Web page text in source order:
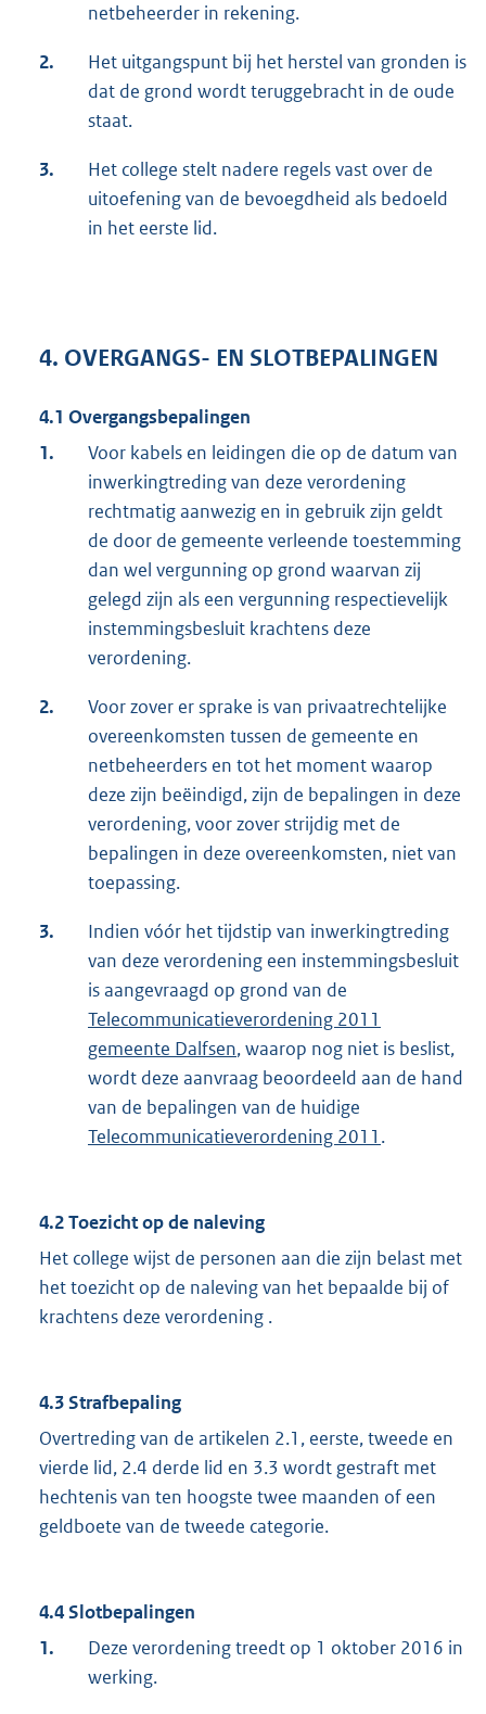
netbeheerder in rekening.
2.
Het uitgangspunt bij het herstel van gronden is
dat de grond wordt teruggebracht in de oude
staat.
3.
Het college stelt nadere regels vast over de
uitoefening van de bevoegdheid als bedoeld
in het eerste lid.
4. OVERGANGS- EN SLOTBEPALINGEN
4.1 Overgangsbepalingen
1.
Voor kabels en leidingen die op de datum van
inwerkingtreding van deze verordening
rechtmatig aanwezig en in gebruik zijn geldt
de door de gemeente verleende toestemming
dan wel vergunning op grond waarvan zij
gelegd zijn als een vergunning respectievelijk
instemmingsbesluit krachtens deze
verordening.
2.
Voor zover er sprake is van privaatrechtelijke
overeenkomsten tussen de gemeente en
netbeheerders en tot het moment waarop
deze zijn beëindigd, zijn de bepalingen in deze
verordening, voor zover strijdig met de
bepalingen in deze overeenkomsten, niet van
toepassing.
3.
Indien vóór het tijdstip van inwerkingtreding
van deze verordening een instemmingsbesluit
is aangevraagd op grond van de
Telecommunicatieverordening 2011
gemeente Dalfsen, waarop nog niet is beslist,
wordt deze aanvraag beoordeeld aan de hand
van de bepalingen van de huidige
Telecommunicatieverordening 2011 .
4.2 Toezicht op de naleving
Het college wijst de personen aan die zijn belast met
het toezicht op de naleving van het bepaalde bij of
krachtens deze verordening .
4.3 Strafbepaling
Overtreding van de artikelen 2.1, eerste, tweede en
vierde lid, 2.4 derde lid en 3.3 wordt gestraft met
hechtenis van ten hoogste twee maanden of een
geldboete van de tweede categorie.
4.4 Slotbepalingen
1.
Deze verordening treedt op 1 oktober 2016 in
werking.